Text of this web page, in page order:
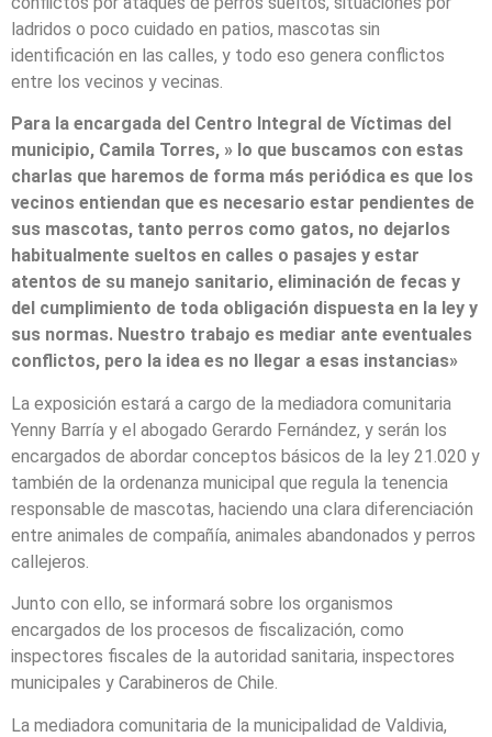
ladridos o poco cuidado en patios, mascotas sin
identificación en las calles, y todo eso genera conflictos
entre los vecinos y vecinas.
Para la encargada del Centro Integral de Víctimas del
municipio, Camila Torres, » lo que buscamos con estas
charlas que haremos de forma más periódica es que los
vecinos entiendan que es necesario estar pendientes de
sus mascotas, tanto perros como gatos, no dejarlos
habitualmente sueltos en calles o pasajes y estar
atentos de su manejo sanitario, eliminación de fecas y
del cumplimiento de toda obligación dispuesta en la ley y
sus normas. Nuestro trabajo es mediar ante eventuales
conflictos, pero la idea es no llegar a esas instancias»
La exposición estará a cargo de la mediadora comunitaria
Yenny Barría y el abogado Gerardo Fernández, y serán los
encargados de abordar conceptos básicos de la ley 21.020 y
también de la ordenanza municipal que regula la tenencia
responsable de mascotas, haciendo una clara diferenciación
entre animales de compañía, animales abandonados y perros
callejeros.
Junto con ello, se informará sobre los organismos
encargados de los procesos de fiscalización, como
inspectores fiscales de la autoridad sanitaria, inspectores
municipales y Carabineros de Chile.
La mediadora comunitaria de la municipalidad de Valdivia,